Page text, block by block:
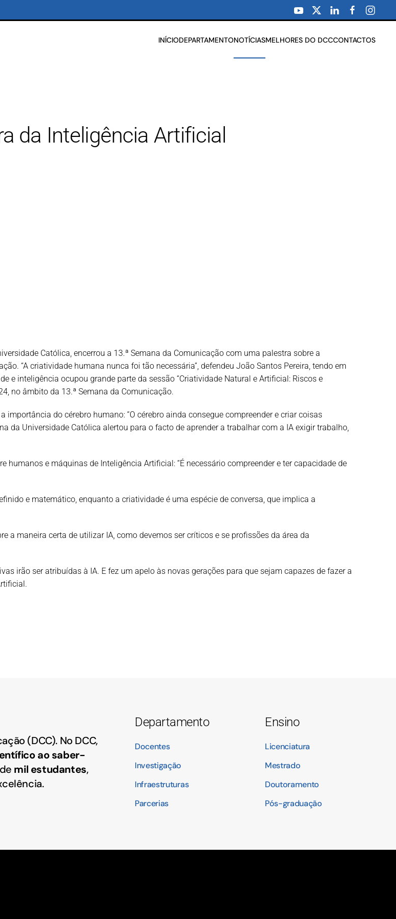
INÍCIODEPARTAMENTONOTÍCIASMELHORES DO DCCCONTACTOS
da Inteligência Artificial
Católica, encerrou a 13.ª Semana da Comunicação com uma palestra sobre a
“A criatividade humana nunca foi tão necessária”, defendeu João Santos Pereira, tendo em
e inteligência ocupou grande parte da sessão “Criatividade Natural e Artificial: Riscos e
no âmbito da 13.ª Semana da Comunicação.
importância do cérebro humano: “O cérebro ainda consegue compreender e criar coisas
da Universidade Católica alertou para o facto de aprender a trabalhar com a IA exigir trabalho,
e máquinas de Inteligência Artificial: “É necessário compreender e ter capacidade de
e matemático, enquanto a criatividade é uma espécie de conversa, que implica a
a maneira certa de utilizar IA, como devemos ser críticos e se profissões da área da
irão ser atribuídas à IA. E fez um apelo às novas gerações para que sejam capazes de fazer a
(DCC). No DCC,
ao saber-
mil estudantes,
Departamento
Docentes
Investigação
Infraestruturas
Parcerias
Ensino
Licenciatura
Mestrado
Doutoramento
Pós-graduação